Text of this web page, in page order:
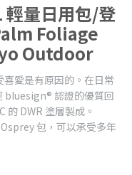
量日用包/登
Foliage
Outdoor
愛是有原因的。在日常
bluesign® 認證的優質回
的 DWR 塗層製成。
包，可以承受多年